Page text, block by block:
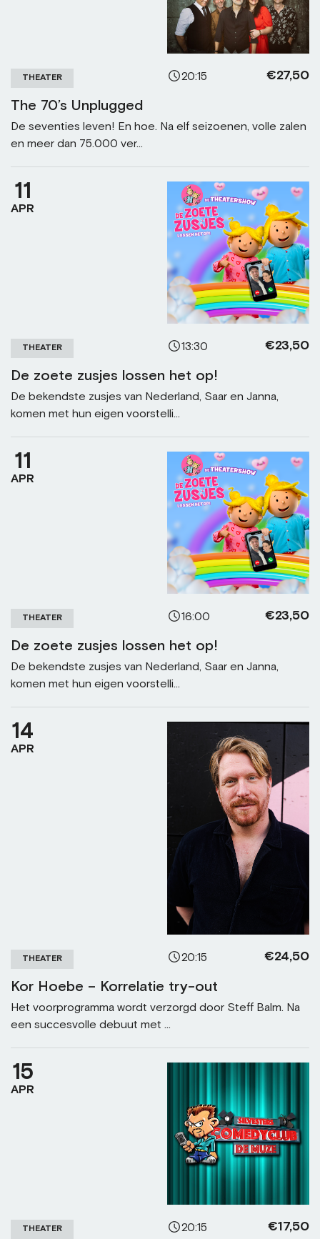
THEATER 20:15 €27,50
The 70’s Unplugged
De seventies leven! En hoe. Na elf seizoenen, volle zalen
en meer dan 75.000 ver...
11
APR
THEATER 13:30 €23,50
De zoete zusjes lossen het op!
De bekendste zusjes van Nederland, Saar en Janna,
komen met hun eigen voorstelli...
11
APR
THEATER 16:00 €23,50
De zoete zusjes lossen het op!
De bekendste zusjes van Nederland, Saar en Janna,
komen met hun eigen voorstelli...
14
APR
THEATER 20:15 €24,50
Kor Hoebe – Korrelatie try-out
Het voorprogramma wordt verzorgd door Steff Balm. Na
een succesvolle debuut met ...
15
APR
THEATER 20:15 €17,50